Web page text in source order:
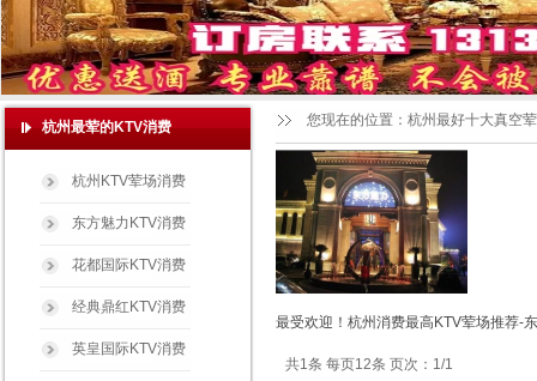
杭州最荤的KTV消费
杭州KTV荤场消费
东方魅力KTV消费
花都国际KTV消费
经典鼎红KTV消费
英皇国际KTV消费
最受欢迎！杭州消费最高KTV荤场推荐-
共1条 每页12条 页次：1/1
您现在的位置： 杭州最好十大真空